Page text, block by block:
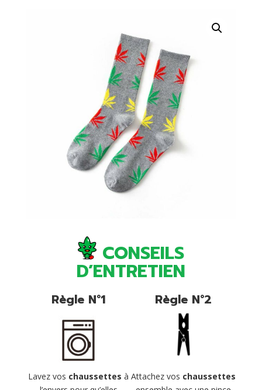
CONSEILS
D’ENTRETIEN
Règle N°1
Lavez vos chaussettes à
Règle N°2
Attachez vos chaussettes